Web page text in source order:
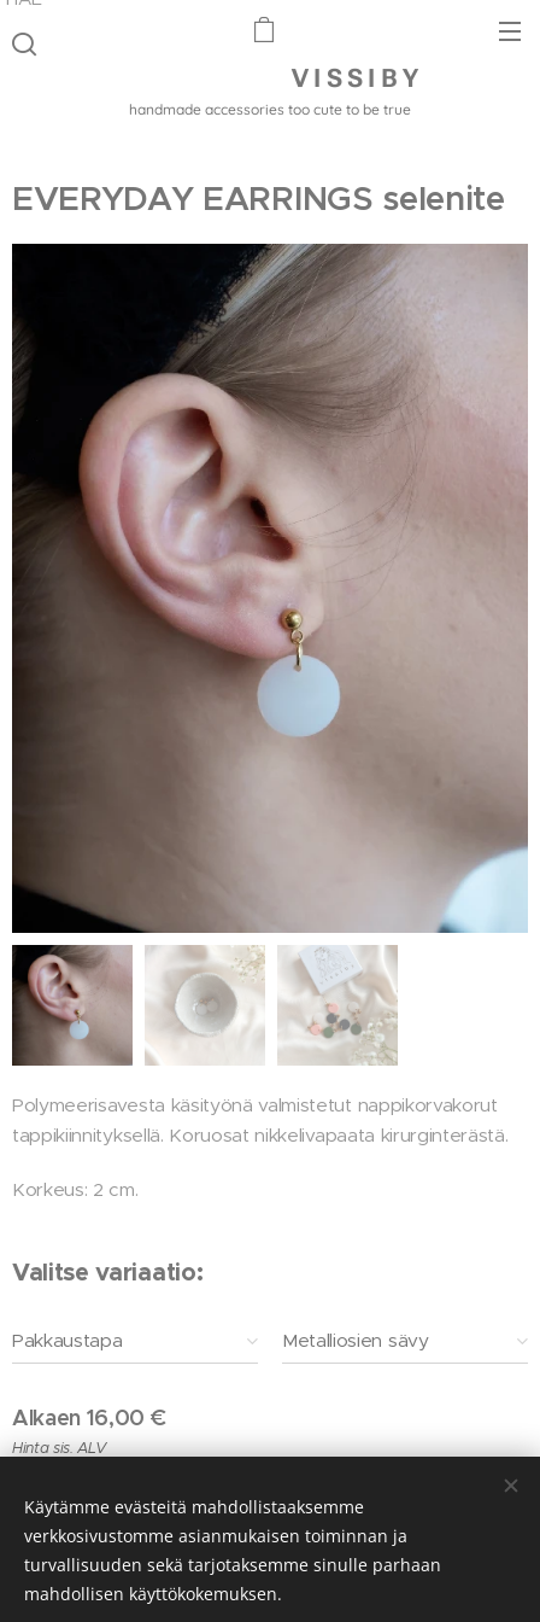
V I S S I B Y
handmade accessories too cute to be true
EVERYDAY EARRINGS selenite
Polymeerisavesta käsityönä valmistetut nappikorvakorut
tappikiinnityksellä. Koruosat nikkelivapaata kirurginterästä.
Korkeus: 2 cm.
Valitse variaatio:
Pakkaustapa Metalliosien sävy
Alkaen 16,00 €
Hinta sis. ALV
© 2026 vissiby
Evästeet
Käytämme evästeitä mahdollistaaksemme
verkkosivustomme asianmukaisen toiminnan ja
turvallisuuden sekä tarjotaksemme sinulle parhaan
mahdollisen käyttökokemuksen.